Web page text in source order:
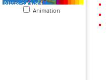
Animation